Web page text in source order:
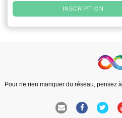
INSCRIPTION
Pour ne rien manquer du réseau, pensez